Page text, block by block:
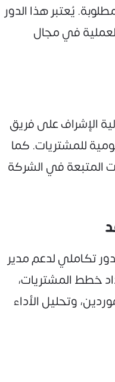
يُعتبر هذا الدور
في مجال
الإشراف على فريق
للمشتريات. كما
المتبعة في الشركة
تكاملي لدعم مدير
خطط المشتريات،
وتحليل الأداء